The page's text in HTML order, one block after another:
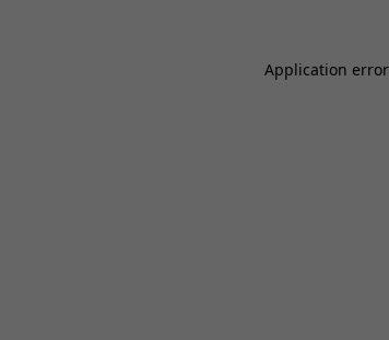
Application